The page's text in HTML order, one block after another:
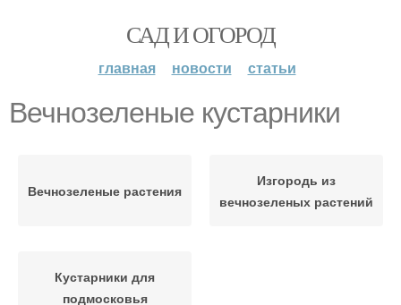
САД И ОГОРОД
главная новости статьи
Вечнозеленые кустарники
Вечнозеленые растения
Изгородь из
вечнозеленых растений
Кустарники для
подмосковья